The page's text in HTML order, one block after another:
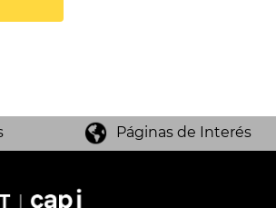
Páginas de Interés